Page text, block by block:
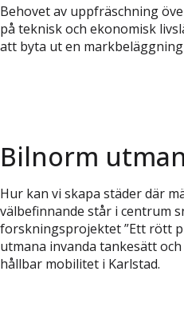
Behovet av uppfräschning
på teknisk och ekonomisk
att byta ut en
Bilnorm
Hur kan vi skapa städer där
välbefinnande står i centrum
forskningsprojektet ”Ett rött
utmana invanda tankesätt
hållbar mobilitet i Karlstad.